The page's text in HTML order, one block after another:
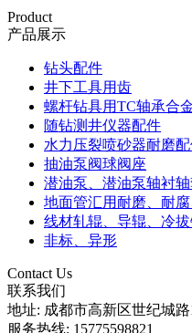
Product
产品展示
钻头配件
井下工具用齿
螺杆钻具用TC轴承合
随钻测井仪器配件
水力压裂喷砂器耐磨
抽油泵阀球阀座
潜油泵、潜油泵轴衬轴
地面管汇用耐磨、耐
线材轧辊、导辊、冷
非标、异形
Contact Us
联系我们
地址: 成都市高新区世纪城路
服务热线: 15775598821